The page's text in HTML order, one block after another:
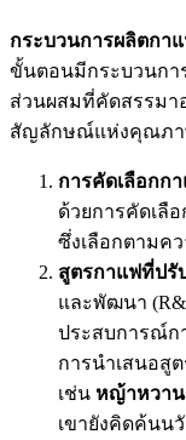
กระบวนการผลิตกา
ขั้นตอนมีกระบวนกา
ส่วนผสมที่คัดสรรมา
สัญลักษณ์แห่งคุณภา
การคัดเลือกก
ด้วยการคัดเลือ
ซึ่งเลือกตามค
สูตรกาแฟที่ปรั
และพัฒนา
ประสบการณ์ก
การนำเสนอสู
เช่น หญ้าหวาน
เขายังคิดค้นน